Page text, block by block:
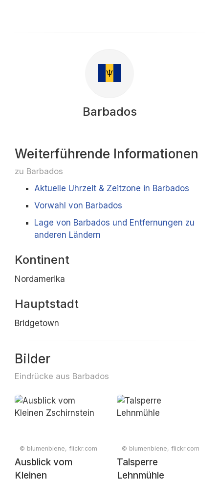
Barbados
Weiterführende Informationen
zu Barbados
Aktuelle Uhrzeit & Zeitzone in Barbados
Vorwahl von Barbados
Lage von Barbados und Entfernungen zu
anderen Ländern
Kontinent
Nordamerika
Hauptstadt
Bridgetown
Bilder
Eindrücke aus Barbados
© blumenbiene, flickr.com
Ausblick vom
Kleinen
© blumenbiene, flickr.com
Talsperre
Lehnmühle